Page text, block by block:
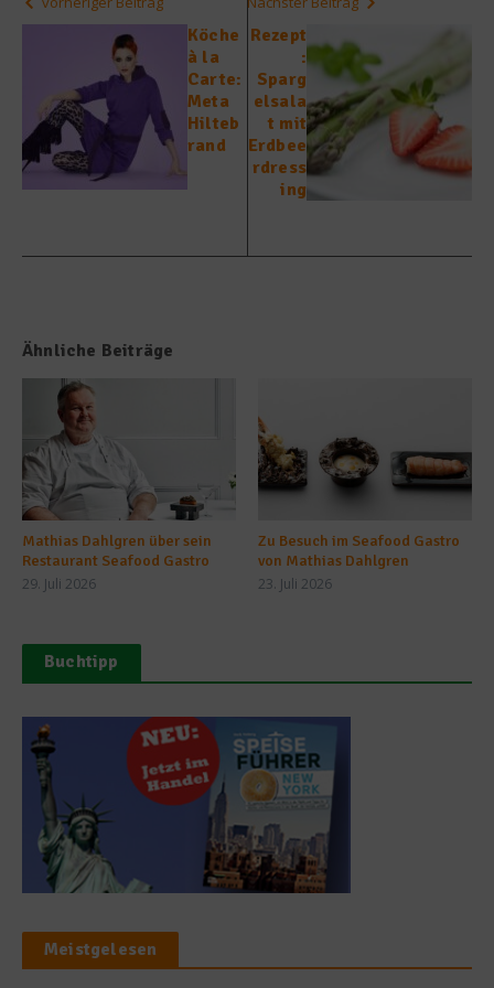
Köche
à la
Carte:
Meta
Hilteb
rand
Rezept
:
Sparg
elsala
t mit
Erdbee
rdress
ing
Ähnliche Beiträge
Mathias Dahlgren über sein
Restaurant Seafood Gastro
29. Juli 2026
Zu Besuch im Seafood Gastro
von Mathias Dahlgren
23. Juli 2026
Buchtipp
Meistgelesen